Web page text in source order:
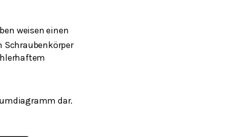
weisen einen
Schraubenkörper
dar.